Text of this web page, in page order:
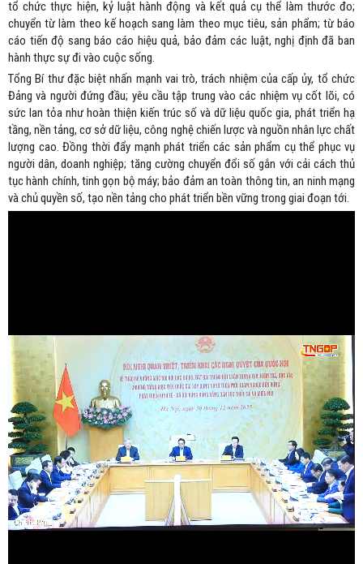
tổ chức thực hiện, kỷ luật hành động và kết quả cụ thể làm thước đo;
chuyển từ làm theo kế hoạch sang làm theo mục tiêu, sản phẩm; từ báo
cáo tiến độ sang báo cáo hiệu quả, bảo đảm các luật, nghị định đã ban
hành thực sự đi vào cuộc sống.
Tổng Bí thư đặc biệt nhấn mạnh vai trò, trách nhiệm của cấp ủy, tổ chức
Đảng và người đứng đầu; yêu cầu tập trung vào các nhiệm vụ cốt lõi, có
sức lan tỏa như hoàn thiện kiến trúc số và dữ liệu quốc gia, phát triển hạ
tầng, nền tảng, cơ sở dữ liệu, công nghệ chiến lược và nguồn nhân lực chất
lượng cao. Đồng thời đẩy mạnh phát triển các sản phẩm cụ thể phục vụ
người dân, doanh nghiệp; tăng cường chuyển đổi số gắn với cải cách thủ
tục hành chính, tinh gọn bộ máy; bảo đảm an toàn thông tin, an ninh mạng
và chủ quyền số, tạo nền tảng cho phát triển bền vững trong giai đoạn tới.